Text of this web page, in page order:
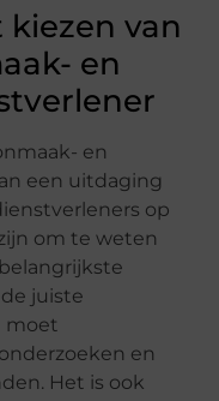
van
en
en
een uitdaging
op
om te weten
juiste
moet
en
Het is ook